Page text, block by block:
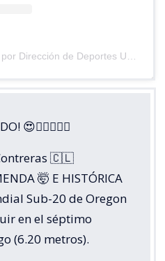
😍😮‍💨🏃🏼‍♀️
🇨🇱
🤯 E HISTÓRICA
Sub-20 de Oregon
en el séptimo
(6.20 metros).